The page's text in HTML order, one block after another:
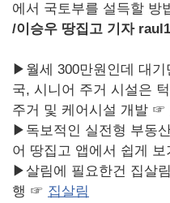
에서 국토부를 설득할 방
/이승우 땅집고 기자
▶월세 300만원인데 대
국, 시니어 주거 시설은
주거 및 케어시설 개발 ☞
▶독보적인 실전형 부동
어 땅집고 앱에서 쉽게 보
▶살림에 필요한건 집살
행 ☞ 집살림